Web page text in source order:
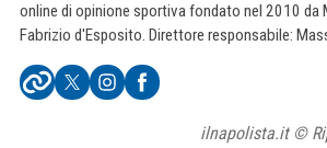
online di opinione sportiva fondato nel 2010 da
Fabrizio d'Esposito. Direttore responsabile:
ilnapolista.it ©